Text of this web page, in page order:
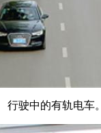
行驶中的有轨电车。